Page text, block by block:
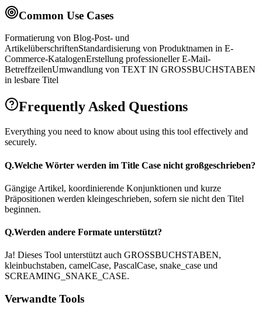
Common Use Cases
Formatierung von Blog-Post- und
ArtikelüberschriftenStandardisierung von Produktnamen in E-
Commerce-KatalogenErstellung professioneller E-Mail-
BetreffzeilenUmwandlung von TEXT IN GROSSBUCHSTABEN
in lesbare Titel
Frequently Asked Questions
Everything you need to know about using this tool effectively and
securely.
Q.Welche Wörter werden im Title Case nicht großgeschrieben?
Gängige Artikel, koordinierende Konjunktionen und kurze
Präpositionen werden kleingeschrieben, sofern sie nicht den Titel
beginnen.
Q.Werden andere Formate unterstützt?
Ja! Dieses Tool unterstützt auch GROSSBUCHSTABEN,
kleinbuchstaben, camelCase, PascalCase, snake_case und
SCREAMING_SNAKE_CASE.
Verwandte Tools